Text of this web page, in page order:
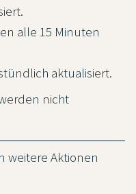
alle 15 Minuten
aktualisiert.
nicht
weitere Aktionen